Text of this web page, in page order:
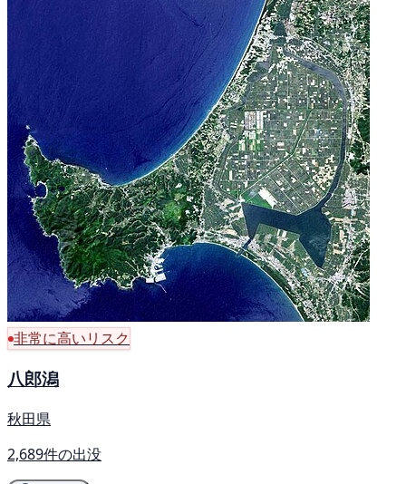
非常に高いリスク
八郎潟
秋田県
2,689件の出没